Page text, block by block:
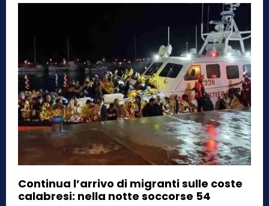
Continua l’arrivo di migranti sulle coste
calabresi: nella notte soccorse 54